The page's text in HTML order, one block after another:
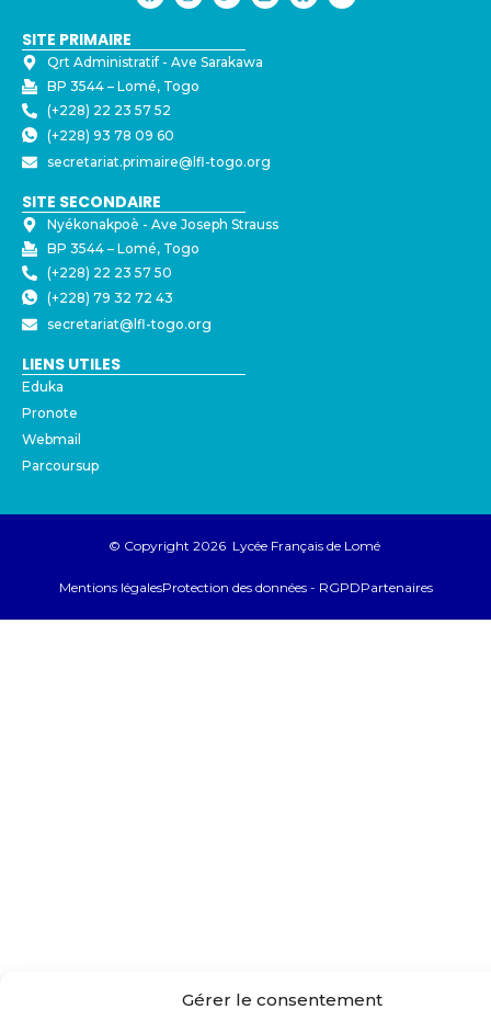
Gérer le consentement
SITE PRIMAIRE
Qrt Administratif - ⁠Ave Sarakawa
BP 3544 – Lomé, Togo
(+228) 22 23 57 52
(+228) 93 78 09 60
secretariat.primaire@lfl-togo.org
SITE SECONDAIRE
Nyékonakpoè - ⁠Ave Joseph Strauss
BP 3544 – Lomé, Togo
(+228) 22 23 57 50
(+228) 79 32 72 43
secretariat@lfl-togo.org
LIENS UTILES
Eduka
Pronote
Webmail
Parcoursup
© Copyright 2026 Lycée Français de Lomé
Mentions légalesProtection des données - RGPDPartenaires